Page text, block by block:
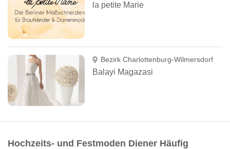
la petite Marie
Bezirk Charlottenburg-Wilmersdorf
Balayi Magazasi
Hochzeits- und Festmoden Diener Häufig